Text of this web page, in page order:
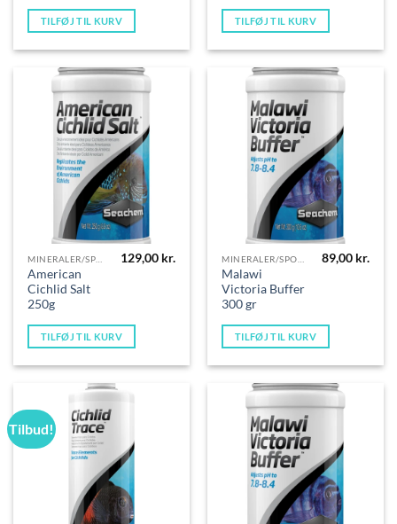
TILFØJ TIL KURV TILFØJ TIL KURV
American
Cichlid Salt
250g
129,00 kr.
TILFØJ TIL KURV
Malawi
Victoria Buffer
300 gr
89,00 kr.
TILFØJ TIL KURV
Tilbud!